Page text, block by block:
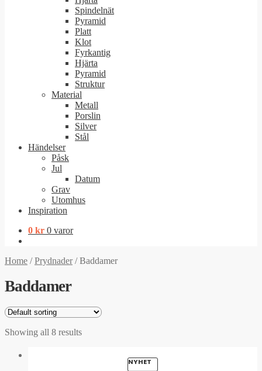
Spindelnät
Pyramid
Platt
Klot
Fyrkantig
Hjärta
Pyramid
Struktur
Material
Metall
Porslin
Silver
Stål
Händelser
Påsk
Jul
Datum
Grav
Utomhus
Inspiration
0 kr 0 varor
Home /Prydnader/Baddamer
Baddamer
Showing all 8 results
NYHET